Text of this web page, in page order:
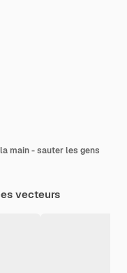
main - sauter les gens
vecteurs